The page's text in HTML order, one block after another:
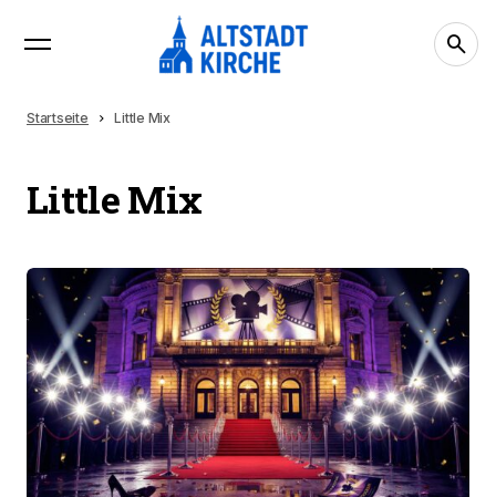
Startseite Little Mix
Little Mix